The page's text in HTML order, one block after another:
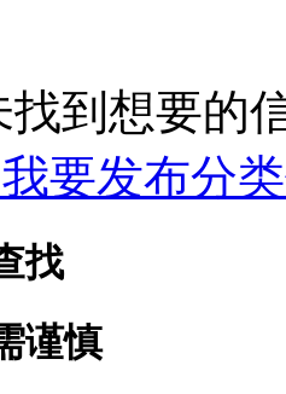
找到想要的
我要发布分
找
谨慎